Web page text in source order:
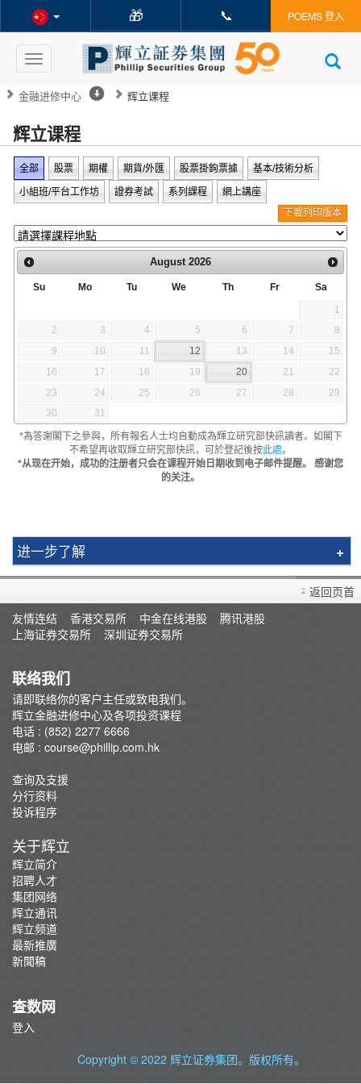
🎁 📞 POEMS 登入
Toggle
navigation
金融进修中心 辉立课程
辉立课程
全部 股票 期權 期貨/外匯 股票掛鉤票據 基本/技術分析
小組班/平台工作坊 證券考試 系列課程
網上講座
下載列印版本
August 2026
Su Mo Tu We Th Fr Sa
1
2
3 4 5 6 7
8
9
10 11 12 13 14
15
16
17 18 19 20 21
22
23
24 25 26 27 28
29
30
31
*為答謝閣下之參與，所有報名人士均自動成為輝立研究部快訊讀者。如閣下
不希望再收取輝立研究部快訊，可於登記後按此處。
*从现在开始，成功的注册者只会在课程开始日期收到电子邮件提醒。 感谢您
的关注。
进一步了解
简介
讲师
視頻教程
返回页首
友情连结
香港交易所 中金在线港股
腾讯港股
上海证券交易所
深圳证券交易所
联络我们
请即联络你的客户主任或致电我们。
辉立金融进修中心及各项投资课程
电话 : (852) 2277 6666
电邮 : course@phillip.com.hk
查询及支援
分行资料
投诉程序
关于辉立
辉立简介
招聘人才
集团网络
辉立通讯
辉立频道
最新推廣
新聞稿
查数网
登入
Copyright © 2022 辉立证券集团。版权所有。